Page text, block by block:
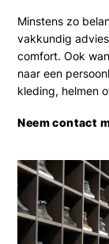
Minstens zo
vakkundig
comfort. Ook
naar een
kleding, helmen
Neem contact